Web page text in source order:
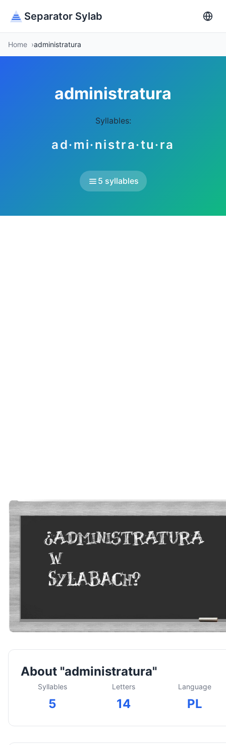
Separator Sylab
Home administratura
administratura
Syllables:
ad·mi·nistra·tu·ra
5 syllables
About "administratura"
Syllables
5
Letters
14
Language
PL